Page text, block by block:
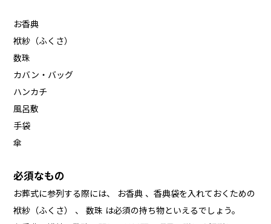
お香典
袱紗（ふくさ）
数珠
カバン・バッグ
ハンカチ
風呂敷
手袋
傘
必須なもの
お葬式に参列する際には、 お香典 、香典袋を入れておくための
袱紗（ふくさ） 、 数珠 は必須の持ち物といえるでしょう。